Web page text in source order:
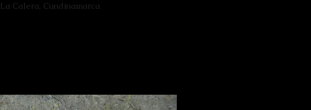
La Calera, Cundinamarca